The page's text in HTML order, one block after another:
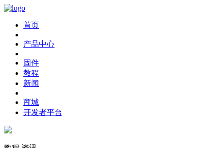
首页
产品中心
固件
教程
新闻
商城
开发者平台